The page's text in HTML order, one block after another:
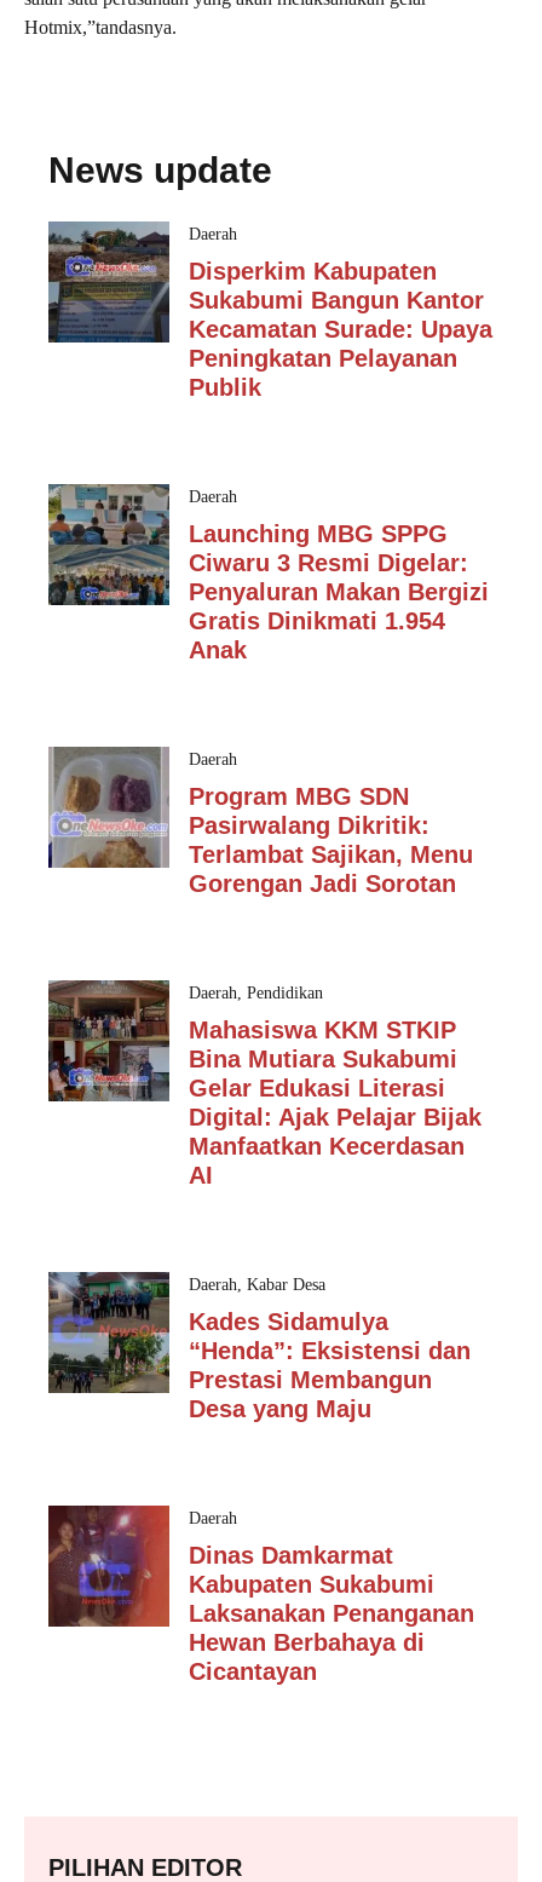
Hotmix,”tandasnya.
News update
Daerah
Disperkim Kabupaten
Sukabumi Bangun Kantor
Kecamatan Surade: Upaya
Peningkatan Pelayanan
Publik
Daerah
Launching MBG SPPG
Ciwaru 3 Resmi Digelar:
Penyaluran Makan Bergizi
Gratis Dinikmati 1.954
Anak
Daerah
Program MBG SDN
Pasirwalang Dikritik:
Terlambat Sajikan, Menu
Gorengan Jadi Sorotan
Daerah, Pendidikan
Mahasiswa KKM STKIP
Bina Mutiara Sukabumi
Gelar Edukasi Literasi
Digital: Ajak Pelajar Bijak
Manfaatkan Kecerdasan
AI
Daerah, Kabar Desa
Kades Sidamulya
“Henda”: Eksistensi dan
Prestasi Membangun
Desa yang Maju
Daerah
Dinas Damkarmat
Kabupaten Sukabumi
Laksanakan Penanganan
Hewan Berbahaya di
Cicantayan
PILIHAN EDITOR